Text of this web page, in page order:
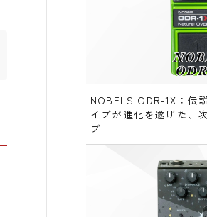
NOBELS ODR-1X：伝
イブが進化を遂げた、
ブ